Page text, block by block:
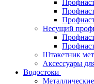
Несущий
Штакетник
Аксессуары
Водостоки